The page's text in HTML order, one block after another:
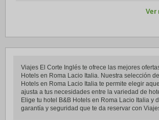
Ver
Viajes El Corte Inglés te ofrece las mejores
Hotels en Roma Lacio Italia. Nuestra selección
Hotels en Roma Lacio Italia te permite elegir
ajusta a tus necesidades entre la variedad de
Elige tu hotel B&B Hotels en Roma Lacio Italia y
garantía y seguridad que te da reservar con